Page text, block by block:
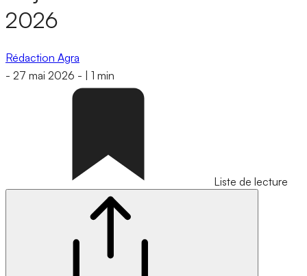
2026
Rédaction Agra
- 27 mai 2026 - 1 min
Liste de lecture